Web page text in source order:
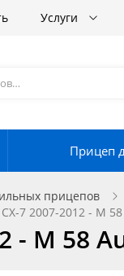
Услуги
Прицеп
прицепов
7 2007-2012 - M
- M 58